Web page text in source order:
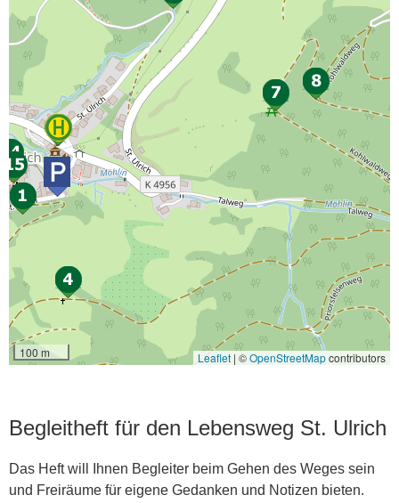
Begleitheft für den Lebensweg St. Ulrich
Das Heft will Ihnen Begleiter beim Gehen des Weges sein
und Freiräume für eigene Gedanken und Notizen bieten.